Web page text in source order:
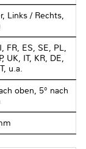
Links / Rechts,
FR, ES, SE, PL,
UK, IT, KR, DE,
u.a.
oben, 5° nach